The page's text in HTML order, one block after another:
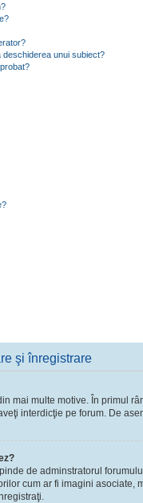
deschiderea unui subiect?
şi înregistrare
mai multe motive. În primul
interdicţie pe forum. De
de adminstratorul
cum ar fi imagini asociate,